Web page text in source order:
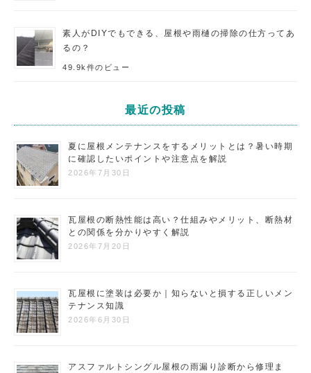
素人がDIYでもできる、屋根や雨樋の掃除の仕方ってあ
るの？
49.9k件のビュー
最近の投稿
夏に屋根メンテナンスをするメリットとは？暑い時期
に確認したいポイントや注意点を解説
2026年7月30日
瓦屋根の断熱性能は高い？仕組みやメリット、断熱材
との関係を分かりやすく解説
2026年7月20日
瓦屋根に塗装は必要か｜知らないと損する正しいメン
テナンス知識
2026年6月30日
アスファルトシングル屋根の雨漏り診断から修理ま